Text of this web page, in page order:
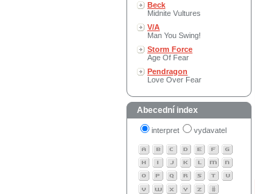
Beck
Midnite Vultures
V/A
Man You Swing!
Storm Force
Age Of Fear
Pendragon
Love Over Fear
Abecední index
interpret vydavatel